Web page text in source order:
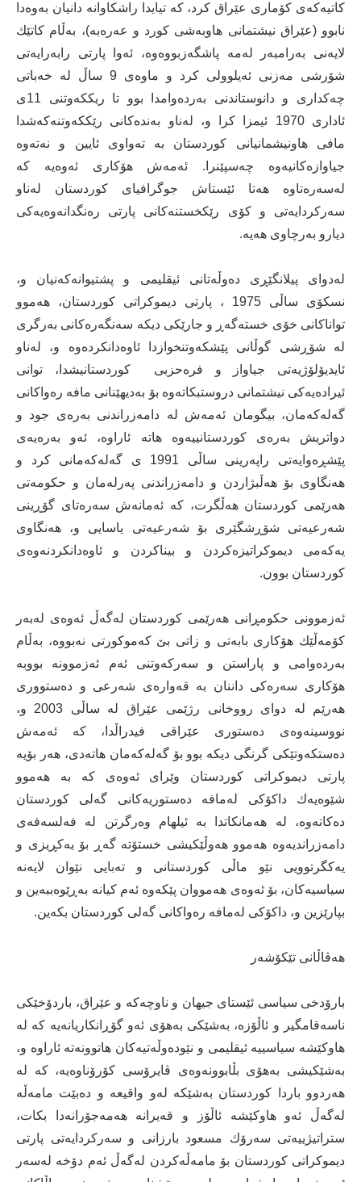
كاتیه‌كه‌ی كۆماری عێراق كرد، كه‌ تیایدا راشكاوانه‌ دانیان به‌وه‌دا
نابوو (عێراق نیشتمانی هاوبه‌شی كورد و عه‌ره‌به‌)، به‌ڵام كاتێك
لایه‌نی به‌رامبه‌ر له‌مه‌ پاشگه‌زبووه‌وه‌‌، ئه‌وا پارتی رابه‌رایه‌تی
شۆرشی مه‌زنی ئه‌یلوولی كرد و ماوه‌ی 9 ساڵ له‌ خه‌باتی
چه‌كداری و دانوستاندنی به‌رده‌وامدا بوو ‌تا ریككه‌وتنی 11ی
ئاداری 1970 ئیمزا كرا و، له‌ناو به‌نده‌كانی رێككه‌وتنه‌كه‌شدا‌
مافی هاونیشمانیانی كوردستان به‌ ته‌واوی ئایین و نه‌ته‌وه‌
جیاوازه‌كانیه‌وه‌ چه‌سپێنرا. ئه‌مه‌ش‌ هۆكاری ئه‌وه‌یه‌ كه
له‌سه‌ره‌تاوه‌ هه‌تا ئێستاش‌ جوگرافیای كوردستان له‌ناو
سه‌ر‌كردایه‌تی و كۆی رێكخستنه‌كانی پارتی ره‌نگدانه‌وه‌یه‌كی
دیارو به‌رچاوی هه‌یه‌.
له‌دوای پیلانگێڕی ده‌وڵه‌تانی ئیقلیمی و پشتیوانه‌كه‌نیان و،
نسكۆی ساڵی 1975 ، پارتی دیموكراتی كوردستان، هه‌موو
تواناكانی خۆی خسته‌گه‌ڕ و جارێكی دیكه‌ سه‌نگه‌ره‌كانی به‌رگری
له‌ شۆڕشی گوڵانی پێشكه‌وتنخوازدا ئاوه‌دانكرده‌وه‌ و، له‌ناو
ئایدیۆلۆژیه‌تی جیاواز و فره‌حزبی ‌ كوردستانیشدا، توانی
ئیراده‌یه‌كی نیشتمانی دروستبكاته‌وه‌ بۆ به‌دیهێنانی مافه‌ ره‌واكانی
گه‌له‌كه‌مان، بیگومان ئه‌مه‌ش له‌ دامه‌زراندنی به‌ره‌ی جود و
دواتریش به‌ره‌ی كوردستانییه‌وه‌ هاته‌ ئاراوه‌، ئه‌و به‌ره‌یه‌ی
پێشڕه‌وایه‌تی راپه‌رینی ساڵی 1991 ی گه‌له‌كه‌مانی كرد و
هه‌نگاوی بۆ هه‌ڵبژاردن و دامه‌زراندنی په‌رله‌مان و حكومه‌تی
هه‌رێمی كوردستان هه‌ڵگرت، كه‌ ئه‌مانه‌ش سه‌ره‌تای گۆڕینی
شه‌رعیه‌تی شۆڕشگێری بۆ شه‌رعیه‌تی یاسایی و، هه‌نگاوی
یه‌كه‌می دیموكراتیزه‌كردن و بیناكردن و ئاوه‌دانكردنه‌وه‌ی
كوردستان بوون.
ئه‌زموونی حكومڕانی هه‌رێمی كوردستان له‌گه‌ڵ ئه‌وه‌ی له‌به‌ر
كۆمه‌ڵێك هۆكاری بابه‌تی و زاتی بێ كه‌موكورتی نه‌بووه‌، به‌ڵام
به‌رده‌وامی و پاراستن و سه‌ركه‌وتنی ئه‌م ئه‌زموونه‌ بووبه‌
هۆكاری سه‌ره‌كی داننان به‌ قه‌واره‌ی شه‌رعی و ده‌ستووری
هه‌رێم له‌ دوای رووخانی رژێمی عێراق له‌ ساڵی 2003 و،
نووسینه‌وه‌ی ده‌ستوری عێراقی فیدراڵدا، كه‌ ئه‌مه‌ش
ده‌ستكه‌وتێكی گرنگی دیكه‌ بوو بۆ گه‌له‌كه‌مان هاته‌دی، هه‌ر بۆیه‌
پارتی دیموكراتی كوردستان وێرای ئه‌وه‌ی كه‌ به‌ هه‌موو
شێوه‌یه‌ك داكۆكی له‌مافه‌ ده‌ستوریه‌كانی گه‌لی كوردستان
ده‌كاته‌وه‌، له‌ هه‌مانكاتدا به‌ ئیلهام وه‌رگرتن له‌ فه‌لسه‌فه‌ی
دامه‌زراندیه‌وه‌ هه‌موو هه‌وڵێكیشی خستۆته‌ گه‌ڕ بۆ یه‌كڕیزی و
یه‌كگرتوویی نێو ماڵی كوردستانی و ته‌بایی نێوان لایه‌نه‌
سیاسیه‌كان، بۆ ئه‌وه‌ی هه‌مووان پێكه‌وه‌ ئه‌م كیانه‌ به‌ڕێوه‌ببه‌ین و
بپارێزین و، داكۆكی له‌مافه‌‌ ‌ره‌واكانی گه‌لی كوردستان بكه‌ین.
هه‌ڤاڵانی تێكۆشه‌ر
بارۆدخی سیاسی ئێستای جیهان و ناوچه‌كه‌ و عێراق، باردۆخێكی
ناسه‌قامگیر و ئاڵۆزه‌، به‌شێكی به‌هۆی ئه‌و گۆڕانكاریانه‌یه كه‌‌ له‌
هاوكێشه‌ سیاسییه‌ ئیقلیمی و نێوده‌وڵه‌تیه‌كان هاتوونه‌ته‌ ئاراوه‌ و،
به‌شێكیشی به‌هۆی بڵابوونه‌وه‌ی ڤایرۆسی كۆرۆناوه‌یه‌، كه‌ له‌
هه‌ردوو باردا كوردستان به‌شێكه‌ له‌و واقیعه‌ و ده‌بێت مامه‌ڵه‌
له‌گه‌ڵ ئه‌و هاوكێشه‌ ئاڵۆز‌ و قه‌یرانه‌ هه‌مه‌جۆرانه‌دا بكات،
ستراتیژییه‌تی سه‌رۆك مسعود بارزانی و سه‌ركردایه‌تی پارتی
دیموكراتی كوردستان بۆ مامه‌ڵه‌كردن له‌گه‌ڵ ئه‌م دۆخه‌ له‌سه‌ر